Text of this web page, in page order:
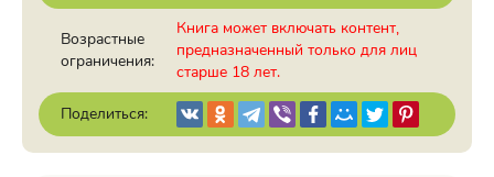
Возрастные
ограничения:
Книга может включать контент,
предназначенный только для лиц
старше 18 лет.
Поделиться: